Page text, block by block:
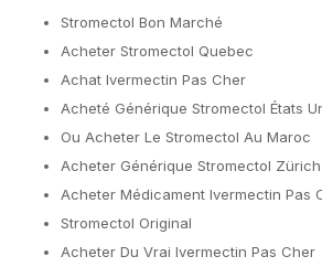
Stromectol Bon Marché
Acheter Stromectol Quebec
Achat Ivermectin Pas Cher
Acheté Générique Stromectol États
Ou Acheter Le Stromectol Au Maroc
Acheter Générique Stromectol Zürich
Acheter Médicament Ivermectin Pas
Stromectol Original
Acheter Du Vrai Ivermectin Pas Cher